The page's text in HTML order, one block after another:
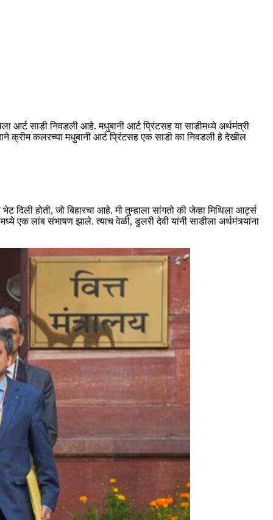
आर्ट साडी निवडली आहे. मधुबानी आर्ट प्रिंटसह या साडीमध्ये अर्थमंत्री
क्रीम कलरच्या मधुबानी आर्ट प्रिंटसह एक साडी का निवडली हे देखील
दिली होती, जो बिहारचा आहे. मी तुम्हाला सांगतो की जेव्हा मिथिला आर्ट्स
एक लांब संभाषण झाले. त्याच वेळी, डुलरी देवी यांनी साडीला अर्थमंत्र्यांना